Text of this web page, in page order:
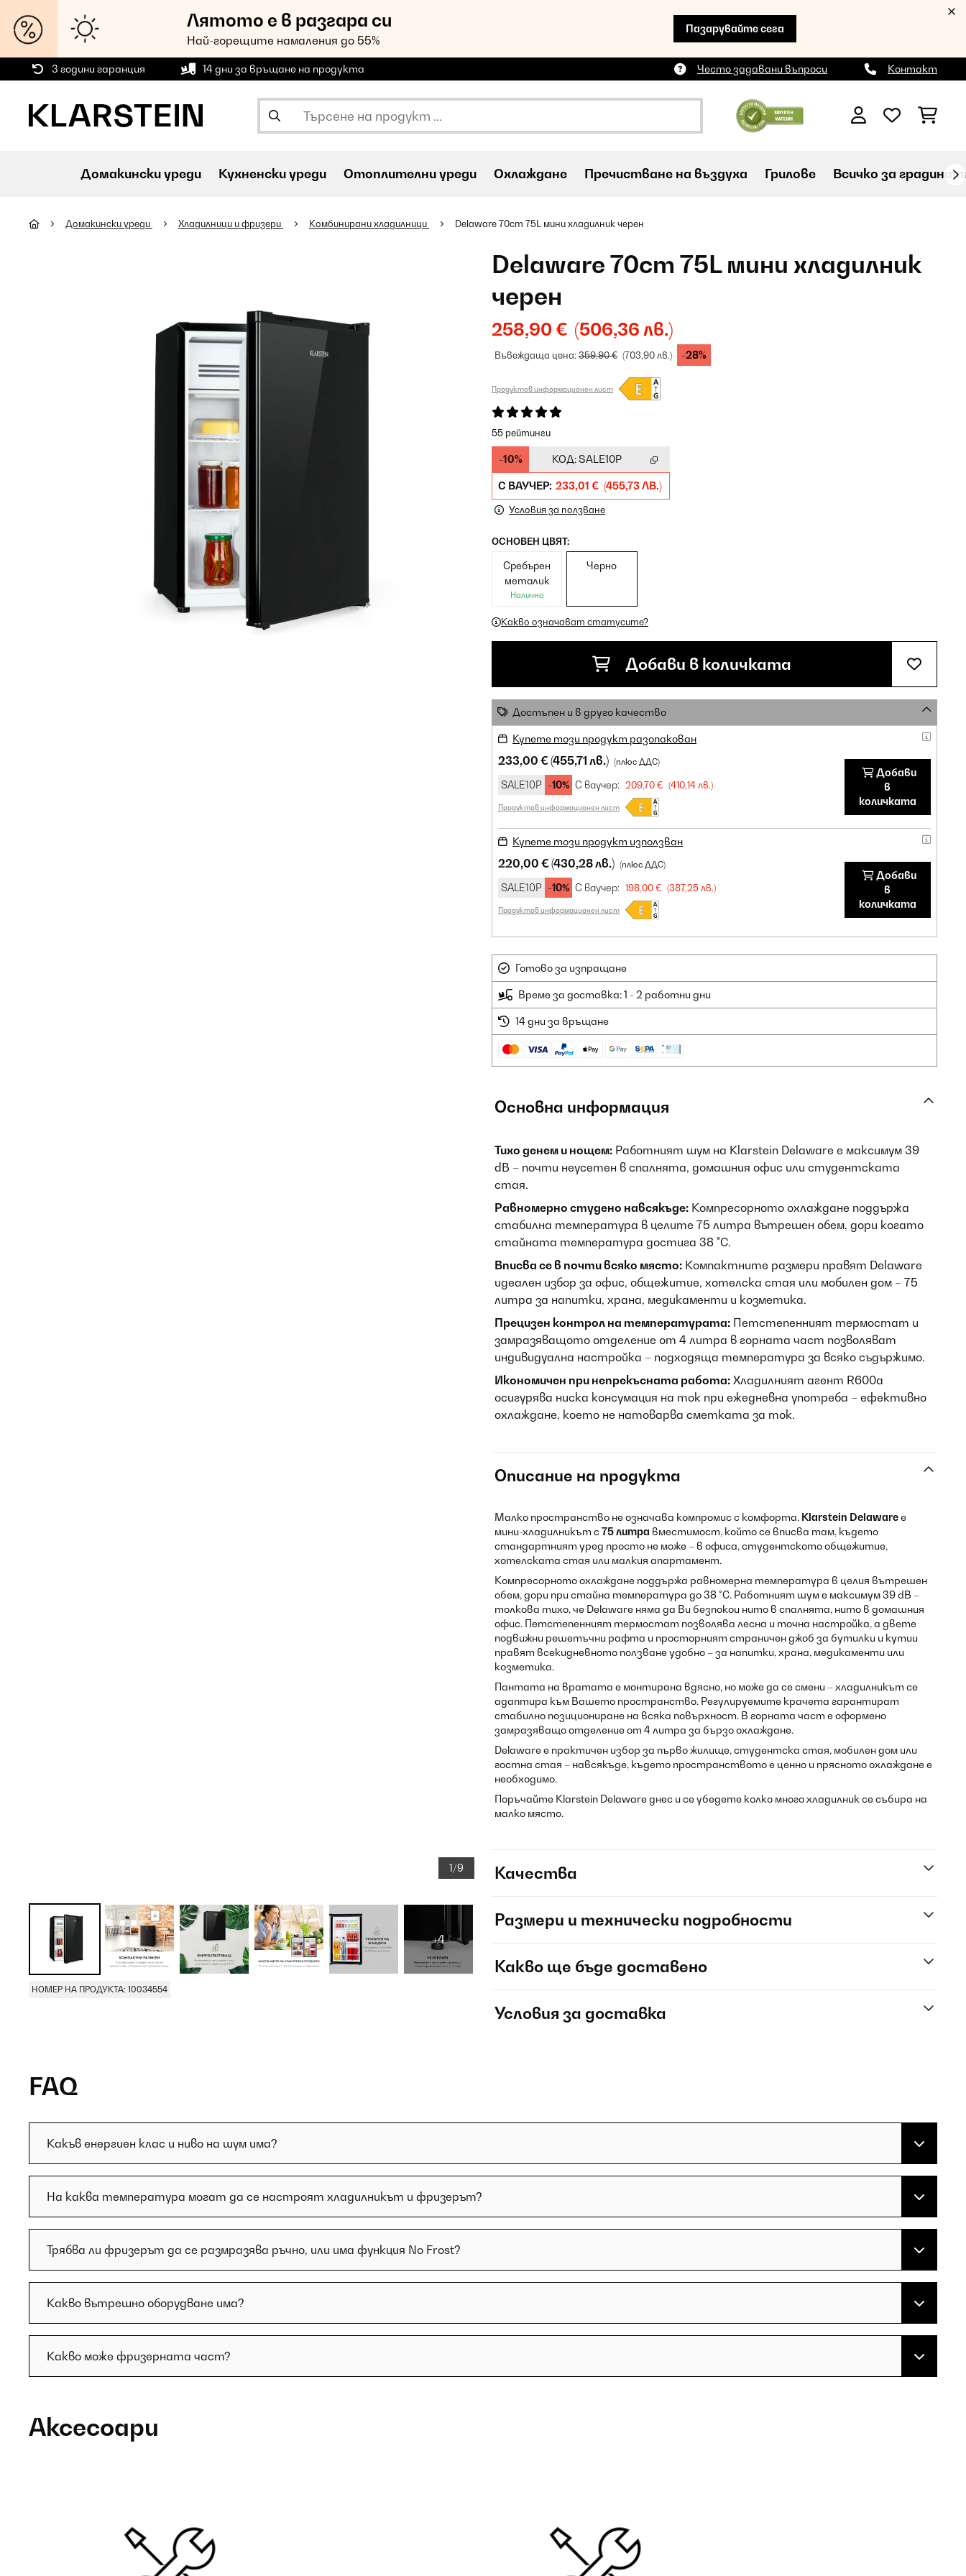
Лятото е в разгара си
Най-горещите намаления до 55%
Пазарувайте сега
3 години гаранция 14 дни за връщане на продукта Често задавани въпроси Контакт
Домакински уреди Кухненски уреди Oтоплителни уреди Охлаждане Пречистване на въздуха Грилове Всичко за
Домакински уреди Хладилници и фризери Комбинирани хладилници Delaware 70cm 75L мини хладилник черен
1/9
+4
НОМЕР НА ПРОДУКТА: 10034554
Delaware 70cm 75L мини хладилник
черен
258,90 € (506,36 лв.)
Въвеждаща цена:359,90 € (703,90 лв.) -28%
Продуктов информационен лист
55 рейтинги
-10% КОД: SALE10P
С ВАУЧЕР: 233,01 € (455,73 ЛВ.)
Условия за ползване
ОСНОВЕН ЦВЯТ:
Сребърен
металик
Налично
Черно
Какво означават статусите?
Добави в количката
Достъпен и в друго качество
Купете този продукт разопакован
233,00 €(455,71 лв.) (плюс ДДС)
SALE10P -10% С ваучер: 209,70 € (410,14 лв.)
Продуктов информационен лист
Добави
в
количката
Купете този продукт използван
220,00 €(430,28 лв.) (плюс ДДС)
SALE10P -10% С ваучер: 198,00 € (387,25 лв.)
Продуктов информационен лист
Добави
в
количката
Готово за изпращане
Време за доставка: 1 - 2 работни дни
14 дни за връщане
Основна информация
Тихо денем и нощем: Работният шум на Klarstein Delaware е максимум 39
dB – почти неусетен в спалнята, домашния офис или студентската
стая.
Равномерно студено навсякъде: Компресорното охлаждане поддържа
стабилна температура в целите 75 литра вътрешен обем, дори когато
стайната температура достига 38 °C.
Вписва се в почти всяко място: Компактните размери правят Delaware
идеален избор за офис, общежитие, хотелска стая или мобилен дом – 75
литра за напитки, храна, медикаменти и козметика.
Прецизен контрол на температурата: Петстепенният термостат и
замразяващото отделение от 4 литра в горната част позволяват
индивидуална настройка – подходяща температура за всяко съдържимо.
Икономичен при непрекъсната работа: Хладилният агент R600a
осигурява ниска консумация на ток при ежедневна употреба – ефективно
охлаждане, което не натоварва сметката за ток.
Описание на продукта
Малко пространство не означава компромис с комфорта. Klarstein Delawareе
мини-хладилникът с75 литра вместимост, който се вписва там, където
стандартният уред просто не може – в офиса, студентското общежитие,
хотелската стая или малкия апартамент.
Компресорното охлаждане поддържа равномерна температура в целия вътрешен
обем, дори при стайна температура до 38 °C. Работният шум е максимум 39 dB –
толкова тихо, че Delaware няма да Ви безпокои нито в спалнята, нито в домашния
офис. Петстепенният термостат позволява лесна и точна настройка, а двете
подвижни решетъчни рафта и просторният страничен джоб за бутилки и кутии
правят всекидневното ползване удобно – за напитки, храна, медикаменти или
козметика.
Пантата на вратата е монтирана вдясно, но може да се смени – хладилникът се
адаптира към Вашето пространство. Регулируемите крачета гарантират
стабилно позициониране на всяка повърхност. В горната част е оформено
замразяващо отделение от 4 литра за бързо охлаждане.
Delaware е практичен избор за първо жилище, студентска стая, мобилен дом или
гостна стая – навсякъде, където пространството е ценно и прясното охлаждане е
необходимо.
Поръчайте Klarstein Delaware днес и се убедете колко много хладилник се събира на
малко място.
Качества
Размери и технически подробности
Какво ще бъде доставено
Условия за доставка
FAQ
Какъв енергиен клас и ниво на шум има?
На каква температура могат да се настроят хладилникът и фризерът?
Трябва ли фризерът да се размразява ръчно, или има функция No Frost?
Какво вътрешно оборудване има?
Какво може фризерната част?
Аксесоари